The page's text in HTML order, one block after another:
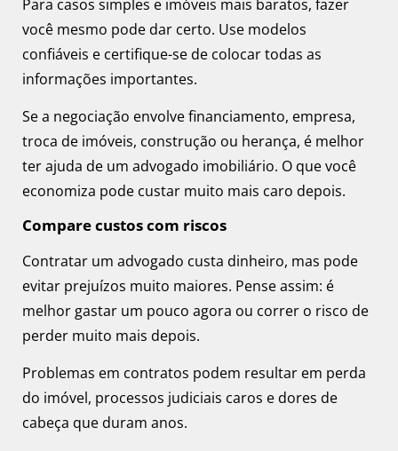
Para casos simples e imóveis mais baratos, fazer
você mesmo pode dar certo. Use modelos
confiáveis e certifique-se de colocar todas as
informações importantes.
Se a negociação envolve financiamento, empresa,
troca de imóveis, construção ou herança, é melhor
ter ajuda de um advogado imobiliário. O que você
economiza pode custar muito mais caro depois.
Compare custos com riscos
Contratar um advogado custa dinheiro, mas pode
evitar prejuízos muito maiores. Pense assim: é
melhor gastar um pouco agora ou correr o risco de
perder muito mais depois.
Problemas em contratos podem resultar em perda
do imóvel, processos judiciais caros e dores de
cabeça que duram anos.